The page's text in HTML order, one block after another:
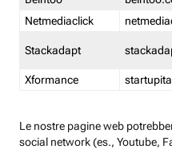
Netmediaclick
Stackadapt
Xformance
Le nostre pagine web
social network (es., Youtube,